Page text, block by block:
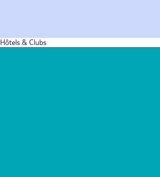
Hôtels & Clubs